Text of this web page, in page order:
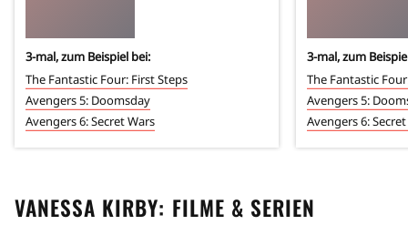
3-mal, zum Beispiel bei:
The Fantastic Four: First Steps
Avengers 5: Doomsday
Avengers 6: Secret Wars
3-mal, zum
The Fantastic
Avengers 5:
Avengers 6:
VANESSA KIRBY: FILME & SERIEN